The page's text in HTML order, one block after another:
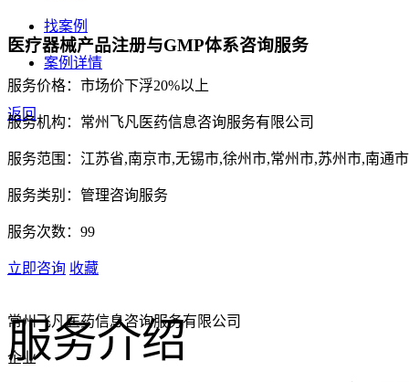
找案例
案例详情
返回
医疗器械产品注册与GMP体系咨询服务
服务价格： 市场价下浮20%以上
服务机构： 常州飞凡医药信息咨询服务有限公司
服务范围： 江苏省,南京市,无锡市,徐州市,常州市,苏州市,南通
服务类别： 管理咨询服务
服务次数： 99
立即咨询 收藏
常州飞凡医药信息咨询服务有限公司
企业
服务介绍